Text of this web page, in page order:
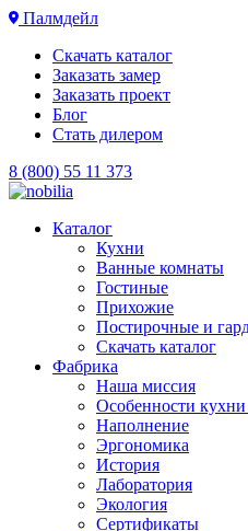
Палмдейл
Скачать каталог
Заказать замер
Заказать проект
Блог
Стать дилером
8 (800) 55 11 373
Каталог
Кухни
Ванные комнаты
Гостиные
Прихожие
Постирочные и
Скачать каталог
Фабрика
Наша миссия
Особенности
Наполнение
Эргономика
История
Лаборатория
Экология
Сертификаты